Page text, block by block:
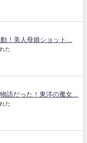
！美人母娘ショット...
た
語だった！東洋の魔女...
た